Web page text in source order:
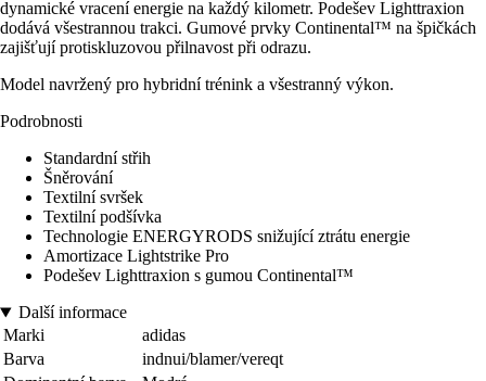
dynamické vracení energie na každý kilometr. Podešev Lighttraxion
dodává všestrannou trakci. Gumové prvky Continental™ na špičkách
zajišťují protiskluzovou přilnavost při odrazu.
Model navržený pro hybridní trénink a všestranný výkon.
Podrobnosti
Standardní střih
Šněrování
Textilní svršek
Textilní podšívka
Technologie ENERGYRODS snižující ztrátu energie
Amortizace Lightstrike Pro
Podešev Lighttraxion s gumou Continental™
Další informace
Marki
adidas
Barva
indnui/blamer/vereqt